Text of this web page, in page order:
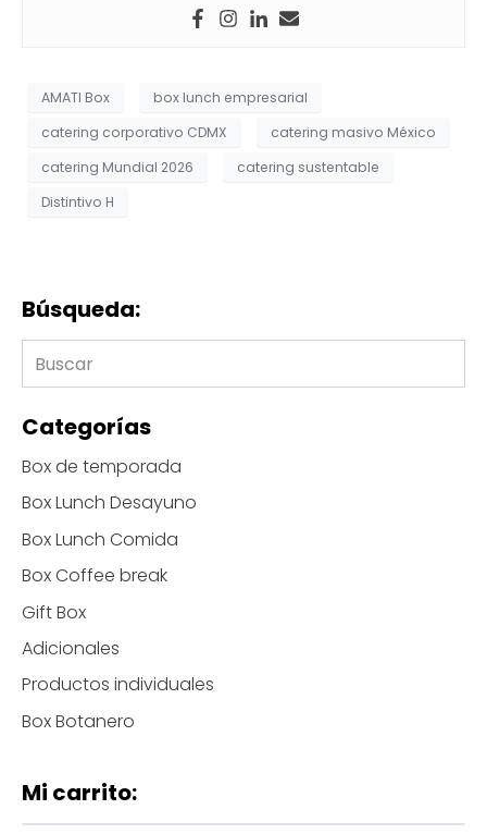
AMATI Box
box lunch empresarial
catering corporativo CDMX
catering masivo México
catering Mundial 2026
catering sustentable
Distintivo H
Búsqueda:
Categorías
Box de temporada
Box Lunch Desayuno
Box Lunch Comida
Box Coffee break
Gift Box
Adicionales
Productos individuales
Box Botanero
Mi carrito: